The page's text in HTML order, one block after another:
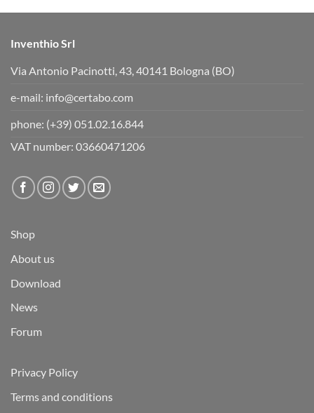
Inventhio Srl
Via Antonio Pacinotti, 43, 40141 Bologna (BO)
e-mail: info@certabo.com
phone: (+39) 051.02.16.844
VAT number: 03660471206
Shop
About us
Download
News
Forum
Privacy Policy
Terms and conditions